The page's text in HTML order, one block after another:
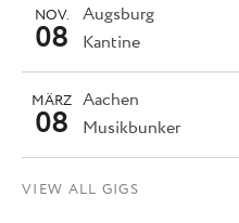
Augsburg
NOV.
08 Kantine
Aachen
MÄRZ
08 Musikbunker
VIEW ALL GIGS